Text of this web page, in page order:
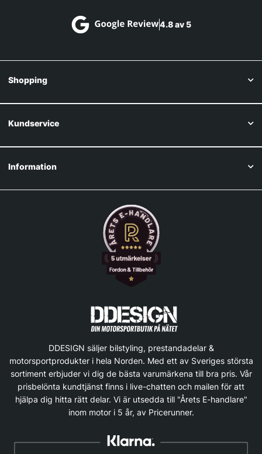
4.8 av 5
Shopping
Kundservice
Information
DDESIGN säljer bilstyling, prestandadelar &
motorsportprodukter i hela Norden. Med ett av Sveriges största
sortiment erbjuder vi dig de bästa varumärkena till bra pris. Vår
prisbelönta kundtjänst finns i live-chatten och mailen för att
hjälpa dig hitta rätt delar. Vi är utsedda till "Årets E-handlare"
inom motor i 5 år, av Pricerunner.